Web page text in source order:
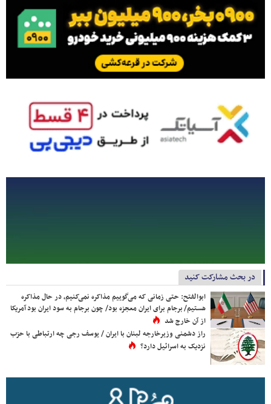
در بحث مشارکت کنید
ابوالفتح: حتی زمانی که می‌گوییم مذاکره نمی‌کنیم، در حال مذاکره
هستیم/ برجام برای ایران معجزه بود/ چون برجام به سود ایران بود آمریکا
از آن خارج شد
راز دشمنی وزیرخارجه لبنان با ایران / یوسف رجی چه ارتباطی با حزب
نزدیک به اسرائیل دارد؟